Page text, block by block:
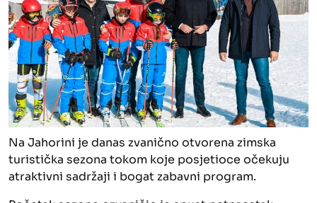
Na Jahorini je danas zvanično otvorena zimska
turistička sezona tokom koje posjetioce očekuju
atraktivni sadržaji i bogat zabavni program.